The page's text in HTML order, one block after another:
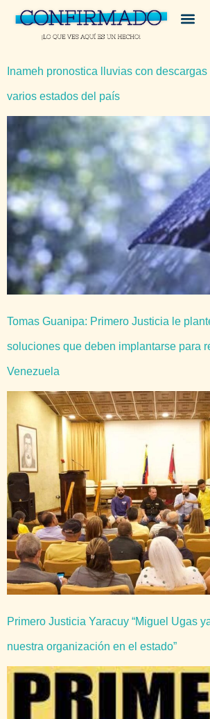
Inameh pronostica lluvias con
varios estados del país
Tomas Guanipa: Primero Justicia le
soluciones que deben implantarse para
Venezuela
Primero Justicia Yaracuy “Miguel Ugas
nuestra organización en el estado”